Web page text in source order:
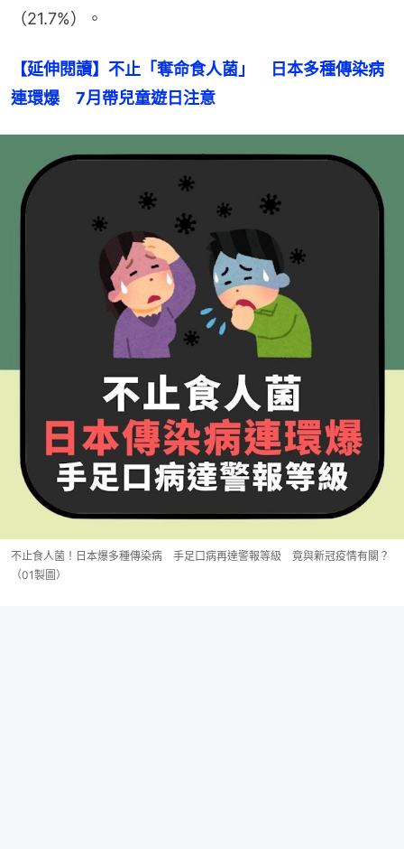
（21.7%）。
【延伸閱讀】不止「奪命食人菌」　日本多種傳染病
連環爆　7月帶兒童遊日注意
不止食人菌！日本爆多種傳染病 手足口病再達警報等級 竟與新冠疫情有關？
（01製圖）